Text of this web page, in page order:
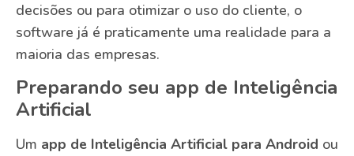
decisões ou para otimizar o uso do cliente, o
software já é praticamente uma realidade para a
maioria das empresas.
Preparando seu app de Inteligência
Artificial
Um app de Inteligência Artificial para Android ou